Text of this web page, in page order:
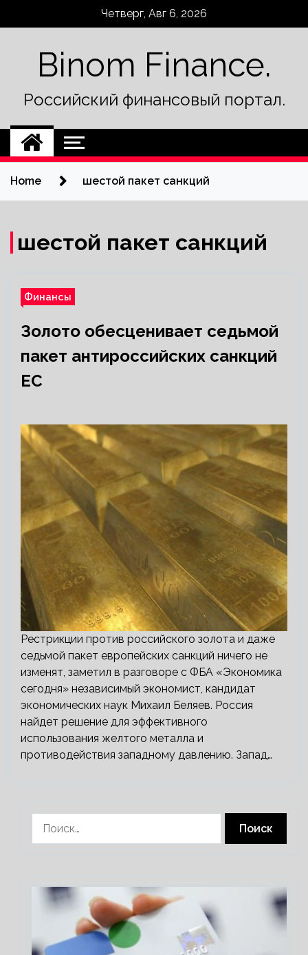
Четверг, Авг 6, 2026
Binom Finance.
Российский финансовый портал.
Home шестой пакет санкций
шестой пакет санкций
Финансы
Золото обесценивает седьмой
пакет антироссийских санкций
ЕС
Рестрикции против российского золота и даже
седьмой пакет европейских санкций ничего не
изменят, заметил в разговоре с ФБА «Экономика
сегодня» независимый экономист, кандидат
экономических наук Михаил Беляев. Россия
найдет решение для эффективного
использования желтого металла и
противодействия западному давлению. Запад…